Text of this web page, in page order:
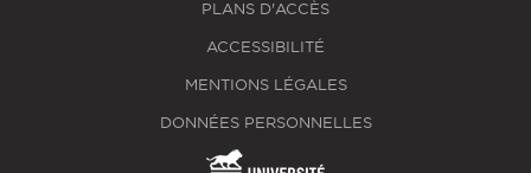
PLANS D'ACCÈS
ACCESSIBILITÉ
MENTIONS LÉGALES
DONNÉES PERSONNELLES